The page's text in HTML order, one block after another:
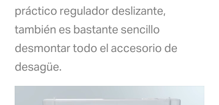
práctico regulador deslizante,
también es bastante sencillo
desmontar todo el accesorio de
desagüe.